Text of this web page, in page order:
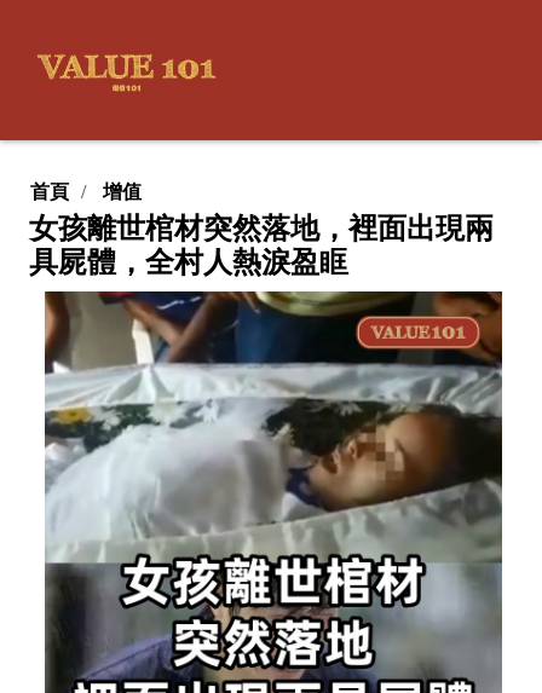
首頁 增值
女孩離世棺材突然落地，裡面出現兩
具屍體，全村人熱淚盈眶